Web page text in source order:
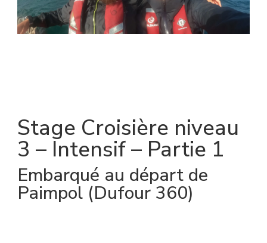
Stage Croisière niveau
3 – Intensif – Partie 1
Embarqué au départ de
Paimpol (Dufour 360)